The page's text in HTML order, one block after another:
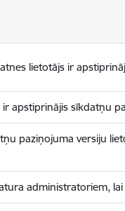
lietotājs ir
ir apstiprinājis sīkdatņu
paziņojuma versiju
administratoriem,